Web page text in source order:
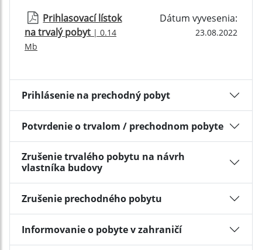
Prihlasovací lístok
na trvalý pobyt | 0.14
Mb
Dátum vyvesenia:
23.08.2022
Prihlásenie na prechodný pobyt
Potvrdenie o trvalom / prechodnom pobyte
Zrušenie trvalého pobytu na návrh
vlastníka budovy
Zrušenie prechodného pobytu
Informovanie o pobyte v zahraničí